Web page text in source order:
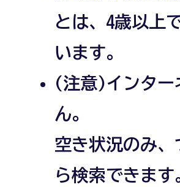
とは、4歳以上
います。
(注意)インター
ん。
空き状況のみ
ら検索できます